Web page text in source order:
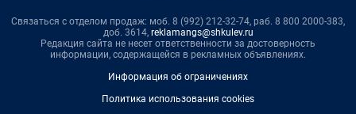
Связаться с отделом продаж: моб. 8 (992) 212-32-74, раб. 8 800 2000-383,
доб. 3614, reklamangs@shkulev.ru
Редакция сайта не несет ответственности за достоверность
информации, содержащейся в рекламных объявлениях.
Информация об ограничениях
Политика использования cookies